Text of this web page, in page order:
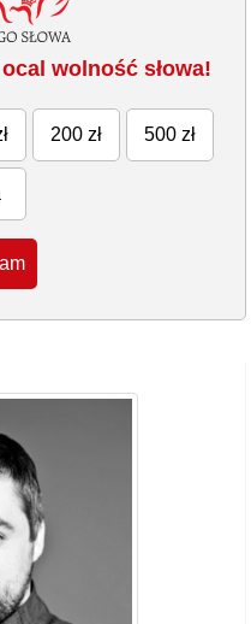
wolność słowa!
200 zł 500 zł